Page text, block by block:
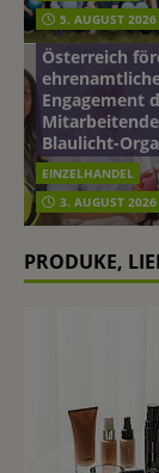
5. AUGUST 2026
mehr vom
Österreich
Engagement
Blaulicht-
EINZELHANDEL
3. AUGUST 2026
PRODUKE,